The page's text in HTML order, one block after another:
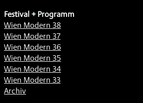
Festival + Programm
Wien Modern 38
Wien Modern 37
Wien Modern 36
Wien Modern 35
Wien Modern 34
Wien Modern 33
Archiv